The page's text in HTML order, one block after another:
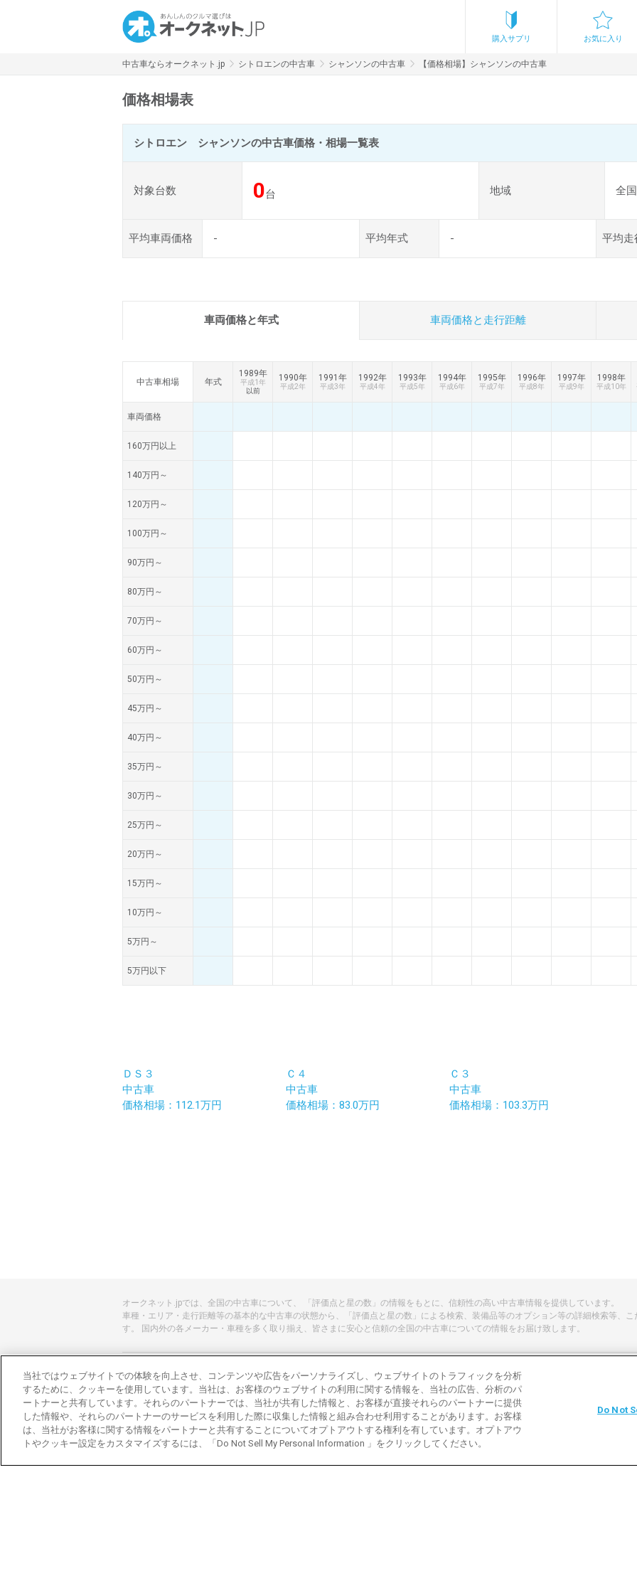
購入サプリ お気に入り
中古車ならオークネット.jp シトロエンの中古車 シャンソンの中古車 【価格相場】シャンソンの中古車
価格相場表
シトロエン シャンソンの中古車価格・相場一覧表
対象台数 0台 地域 全国
平均車両価格 - 平均年式 - 平均走
車両価格と年式 車両価格と 走行距離
中古車相場 年式
1989年
平成1年
以前
1990年
平成2年
1991年
平成3年
1992年
平成4年
1993年
平成5年
1994年
平成6年
1995年
平成7年
1996年
平成8年
1997年
平成9年
1998年
平成10年
車両価格
160万円以上
140万円～
120万円～
100万円～
90万円～
80万円～
70万円～
60万円～
50万円～
45万円～
40万円～
35万円～
30万円～
25万円～
20万円～
15万円～
10万円～
5万円～
5万円以下
ＤＳ３
中古車
価格相場：112.1万円
Ｃ４
中古車
価格相場：83.0万円
Ｃ３
中古車
価格相場：103.3万円
オークネット.jpでは、全国の中古車について、 「評価点と星の数」の情報をもとに、信頼性の高い中古車情報を提供しています。
車種・エリア・走行距離等の基本的な中古車の状態から、「評価点と星の数」による検索、装備品等のオプション等の詳細検索等、
す。 国内外の各メーカー・車種を多く取り揃え、皆さまに安心と信頼の全国の中古車についての情報をお届け致します。
あんしんのクルマ選びはオークネット.jp
オークネット.jpとは？ よくある質問 中古車用語説明
会社概要 利用規約 プライバシーポリシー
当社ではウェブサイトでの体験を向上させ、コンテンツや広告をパーソナライズし、ウェブサイトのトラフィックを分析
するために、クッキーを使用しています。当社は、お客様のウェブサイトの利用に関する情報を、当社の広告、分析のパ
ートナーと共有しています。それらのパートナーでは、当社が共有した情報と、お客様が直接それらのパートナーに提供
した情報や、それらのパートナーのサービスを利用した際に収集した情報と組み合わせ利用することがあります。お客様
は、当社がお客様に関する情報をパートナーと共有することについてオプトアウトする権利を有しています。オプトアウ
トやクッキー設定をカスタマイズするには、「Do Not Sell My Personal Information 」をクリックしてください。
Do Not